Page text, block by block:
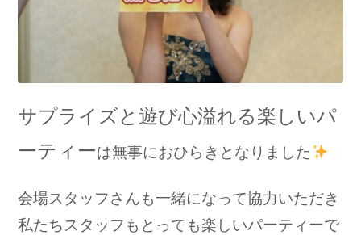
サプライズと遊び心溢れる楽しいパ
ーティーは無事におひらきとなりました
会場スタッフさんも一緒になって協力いただき
私たちスタッフもとっても楽しいパーティーで